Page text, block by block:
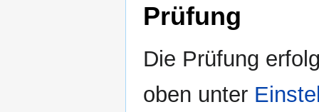
Prüfung
Die Prüfung
oben unter